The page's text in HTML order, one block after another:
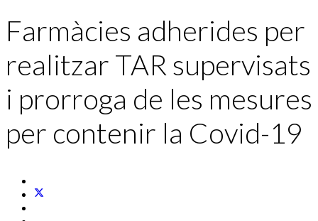
Farmàcies adherides per
realitzar TAR supervisats
i prorroga de les mesures
per contenir la Covid-19